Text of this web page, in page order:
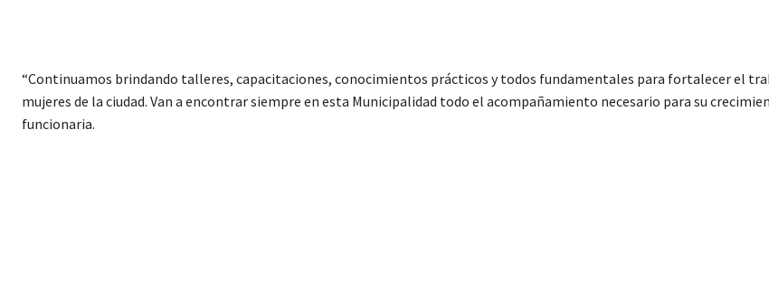
“Continuamos brindando talleres, capacitaciones, conocimientos prácticos y todos fundamentales para fortalecer el
mujeres de la ciudad. Van a encontrar siempre en esta Municipalidad todo el acompañamiento necesario para su
funcionaria.